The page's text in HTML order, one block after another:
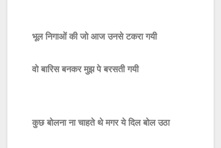
भूल निगाओं की जो आज उनसे टकरा गयी
वो बारिस बनकर मुझ पे बरसती गयी
कुछ बोलना ना चाहते थे मगर ये दिल बोल उठा